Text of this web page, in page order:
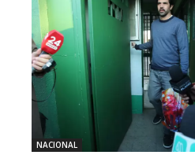
NACIONAL